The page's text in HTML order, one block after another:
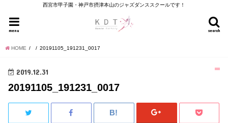
西宮市甲子園・神戸市摂津本山のジャズダンススクールです！
search
menu
HOME 20191105_191231_0017
2019.12.31
20191105_191231_0017